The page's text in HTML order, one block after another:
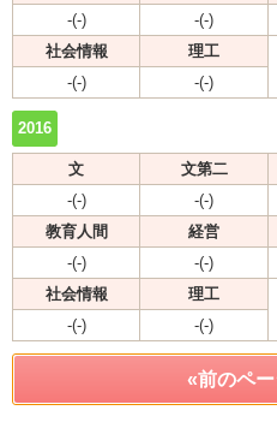
-(-)
-(-)
社会情報
理工
-(-)
-(-)
2016
文 文第二
-(-)
-(-)
教育人間
経営
-(-)
-(-)
社会情報
理工
-(-)
-(-)
«前のペ